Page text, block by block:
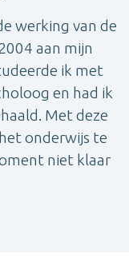
werking van de
aan mijn
ik met
en had ik
Met deze
onderwijs te
niet klaar